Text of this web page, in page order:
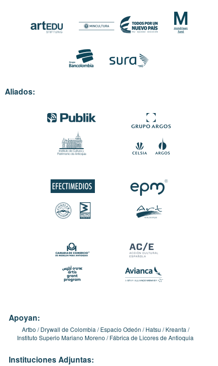
Aliados:
Apoyan:
Artbo Drywall de Colombia Espacio Odeón Hatsu
Kreanta
Instituto Superio Mariano Moreno
Fábrica de Licores de Antioquia
Instituciones Adjuntas: